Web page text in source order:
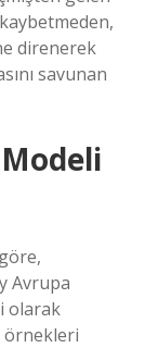
direnerek
savunan
Avrupa
olarak
örnekleri